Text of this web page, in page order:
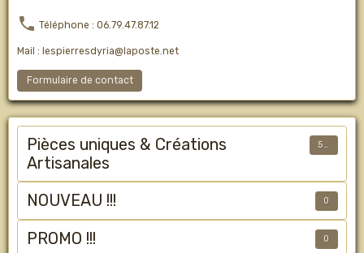
Téléphone : 06.79.47.87.12
Mail : lespierresdyria@laposte.net
Formulaire de contact
Pièces uniques & Créations
Artisanales
NOUVEAU !!! 0
PROMO !!! 0